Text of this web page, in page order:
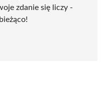
zdanie się liczy -